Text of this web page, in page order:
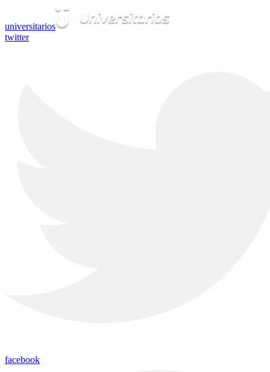
universitarios
twitter
facebook